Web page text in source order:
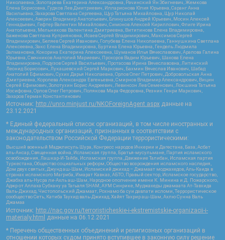
Николаевна, Золотарева Екатерина Александровна, Рачинский Ян Збигневич, Жемкова
Елена Борисовна, Гудков Лев Дмитриевич, Илларионова Юлия Юрьевна, Саранг Анна
Васильевна, Захарова Светлана Сергеевна, Щур Татьяна Михайловна, Щур Николай
Алексеевич, Аверин Владимир Анатольевич, Блинушов Андрей Юрьевич, Мосин Алексей
Геннадьевич, Гефтер Валентин Михайлович, Симонов Алексей Кириллович, Флиге Ирина
Анатольевна, Мельникова Валентина Дмитриевна, Вититинова Елена Владимировна,
Баженова Светлана Куприяновна, Исаев Сергей Владимирович, Максимов Сергей
Владимирович, Беляев Сергей Иванович, Голубева Елена Николаевна, Ганнушкина Светлана
Алексеевна, Закс Елена Владимировна, Буртина Елена Юрьевна, Гендель Людмила
Залмановна, Кокорина Екатерина Алексеевна, Шуманов Илья Вячеславович, Арапова Галина
Юрьевна, Свечников Анатолий Мариевич, Прохоров Вадим Юрьевич, Шахова Елена
Владимировна, Подузов Сергей Васильевич, Протасова Ирина Вячеславовна, Литинский
Леонид Борисович, Лукашевский Сергей Маркович, Бахмин Вячеслав Иванович, Шабад
Анатолий Ефимович, Сухих Дарья Николаевна, Орлов Олег Петрович, Добровольская Анна
Дмитриевна, Королева Александра Евгеньевна, Смирнов Владимир Александрович, Вицин
Сергей Ефимович, Золотухин Борис Андреевич, Левинсон Лев Семенович, Локшина Татьяна
Иосифовна, Орлов Олег Петрович, Полякова Мара Федоровна, Резник Генри Маркович,
Захаров Герман Константинович
Источник: http://unro.minjust.ru/NKOForeignAgent.aspx данные на
23.12.2021
* Единый федеральный список организаций, в том числе иностранных и
международных организаций, признанных в соответствии с
законодательством Российской Федерации террористическими:
Высший военный Маджлисуль Шура, Конгресс народов Ичкерии и Дагестана, База, Асбат
аль-Ансар, Священная война, Исламская группа, Братья-мусульмане, Партия исламского
освобождения, Лашкар-И-Тайба, Исламская группа, Движение Талибан, Исламская партия
Туркестана, Общество социальных реформ, Общество возрождения исламского наследия,
Дом двух святых, Джунд аш-Шам, Исламский джихад – Джамаат моджахедов, Аль-Каида в
странах исламского Магриба, Имарат Кавказ, АБТО, Правый сектор, Исламское государство,
Джабха аль-Нусра ли-Ахль аш-Шам, Народное ополчение имени К. Минина и Д. Пожарского,
Аджр от Аллаха Субхану уа Тагьаля SHAM, АУМ Синрике, Муджахеды джамаата Ат-Тавхида
Валь-Джихад, Чистопольский Джамаат, Рохнамо ба суи давлати исломи, Террористическое
сообщество Сеть, Катиба Таухид валь-Джихад, Хайят Тахрир аш-Шам, Ахлю Сунна Валь
Джамаа
Источник: http://nac.gov.ru/terroristicheskie-i-ekstremistskie-organizacii-i-
materialy.html
данные на 06.12.2021
* Перечень общественных объединений и религиозных организаций в
отношении которых судом принято вступившее в законную силу решение